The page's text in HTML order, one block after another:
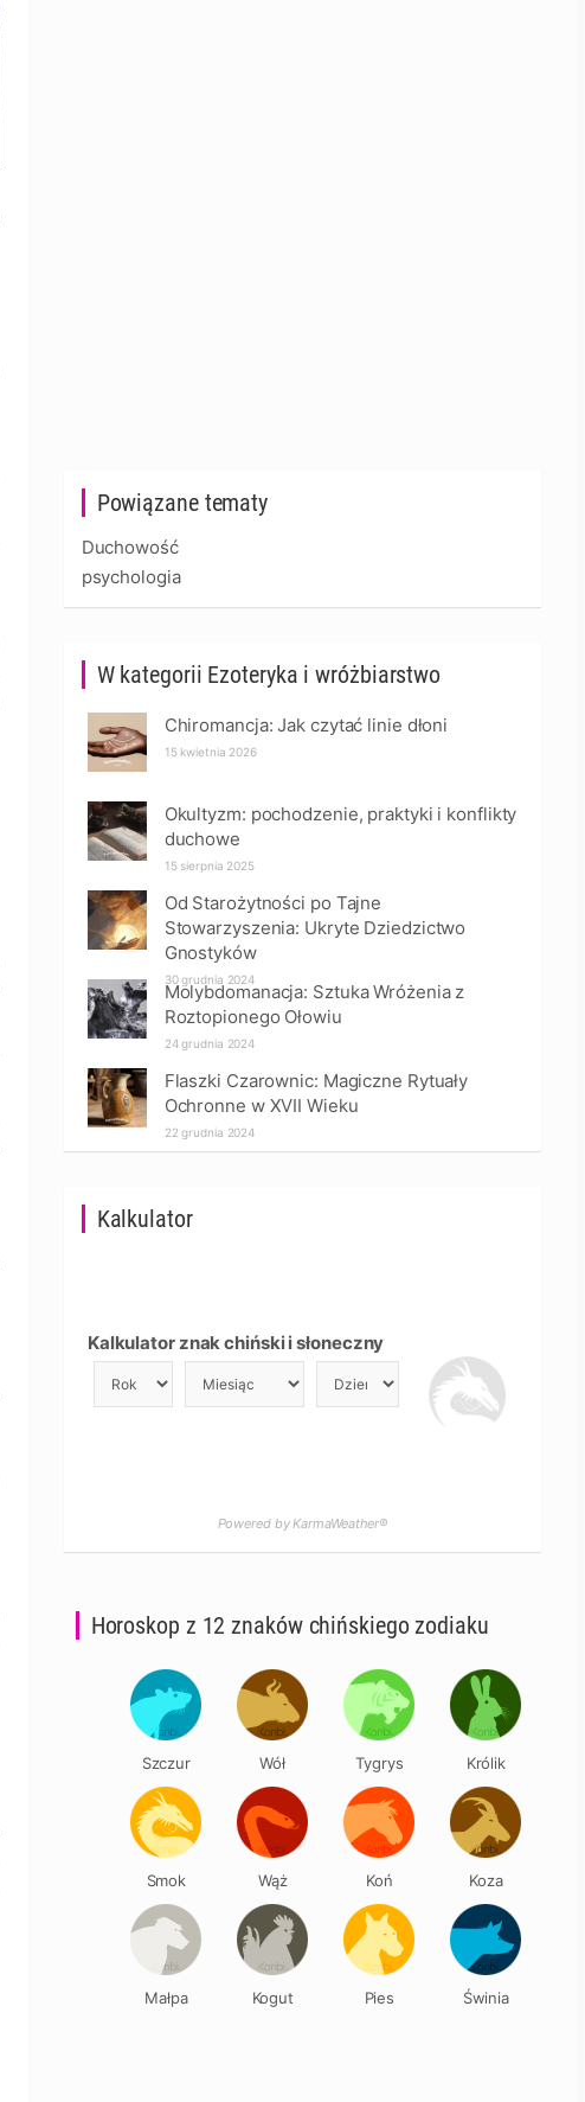
Powiązane tematy
Duchowość
psychologia
W kategorii Ezoteryka i wróżbiarstwo
Chiromancja: Jak czytać linie dłoni
15 kwietnia 2026
Okultyzm: pochodzenie, praktyki i konflikty
duchowe
15 sierpnia 2025
Od Starożytności po Tajne
Stowarzyszenia: Ukryte Dziedzictwo
Gnostyków
30 grudnia 2024
Molybdomanacja: Sztuka Wróżenia z
Roztopionego Ołowiu
24 grudnia 2024
Flaszki Czarownic: Magiczne Rytuały
Ochronne w XVII Wieku
22 grudnia 2024
Kalkulator
Kalkulator znak chiński i słoneczny
Powered by KarmaWeather®
Horoskop z 12 znaków chińskiego zodiaku
Szczur Wół Tygrys Królik
Smok Wąż Koń Koza
Małpa Kogut Pies Świnia